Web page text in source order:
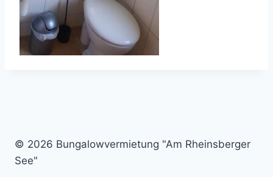
© 2026 Bungalowvermietung "Am Rheinsberger
See"